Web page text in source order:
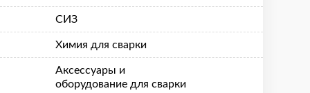
СИЗ
Химия для сварки
Аксессуары и
оборудование для сварки